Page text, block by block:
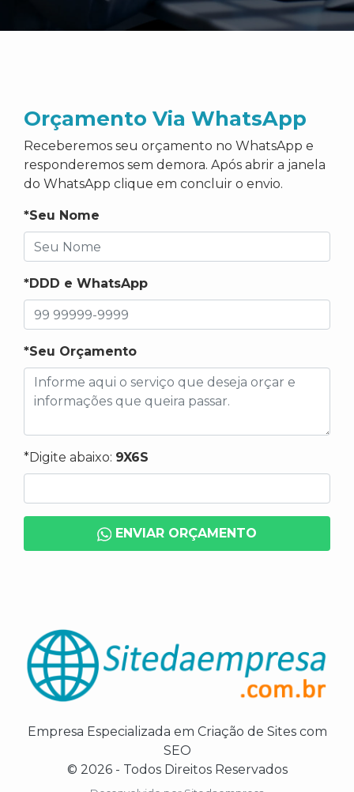
Orçamento Via WhatsApp
Receberemos seu orçamento no WhatsApp e
responderemos sem demora. Após abrir a janela
do WhatsApp clique em concluir o envio.
*Seu Nome
*DDD e WhatsApp
*Seu Orçamento
*Digite abaixo: 9X6S
ENVIAR ORÇAMENTO
Empresa Especializada em Criação de Sites com
SEO
© 2026 - Todos Direitos Reservados